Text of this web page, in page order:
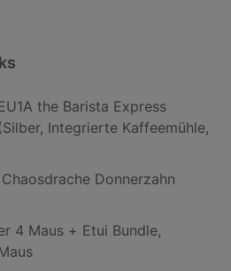
the Barista Express
Integrierte Kaffeemühle,
Donnerzahn
4 Maus + Etui Bundle,